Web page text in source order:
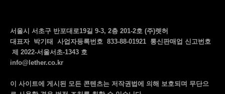
서울시 서초구 반포대로19길 9-3, 2층 201-2호 (주)렛허
대표자 박기태 사업자등록번호 833-88-01921 통신판매업 신고번호
제 2022-서울서초-1343 호
info@lether.co.kr
이 사이트에 게시된 모든 콘텐츠는 저작권법에 의해 보호되며 무단으